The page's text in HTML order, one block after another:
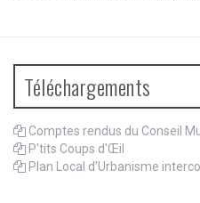
Téléchargements
Comptes rendus du Conseil
P'tits Coups d'Œil
Plan Local d’Urbanisme